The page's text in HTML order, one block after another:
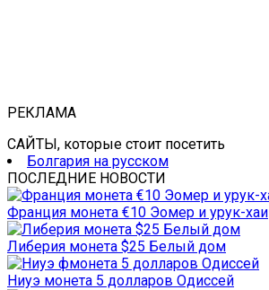
РЕКЛАМА
САЙТЫ, которые стоит посетить
Болгария на русском
ПОСЛЕДНИЕ НОВОСТИ
Франция монета €10 Эомер и урук-хаи
Либерия монета $25 Белый дом
Ниуэ монета 5 долларов Одиссей